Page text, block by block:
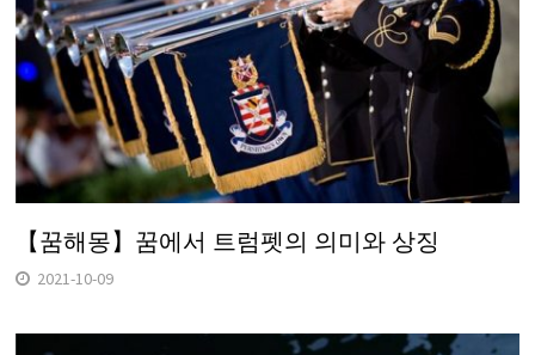
【꿈해몽】꿈에서 트럼펫의 의미와 상징
2021-10-09